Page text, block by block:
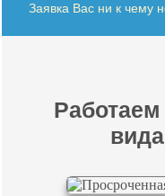
Заявка Вас ни к чему